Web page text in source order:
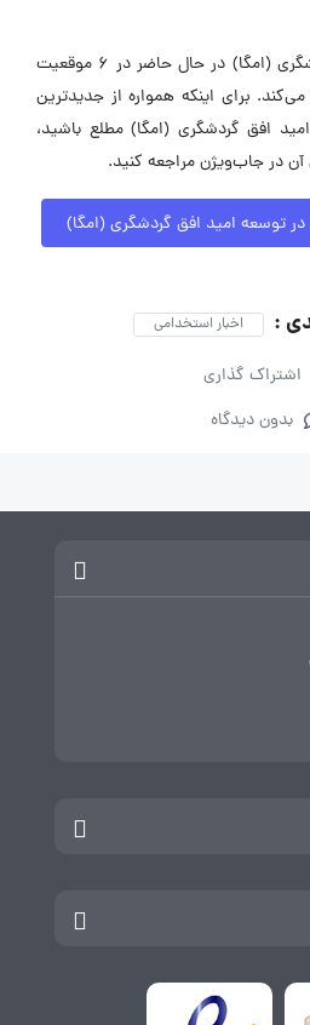
توسعه امید افق گردشگری (امگا) در حال حاضر در ۶ موقعیت
برای اینکه همواره از جدیدترین
افق گردشگری (امگا) مطلع باشید،
در جاب‌ویژن مراجعه کنید.
توسعه امید افق گردشگری (امگا)
: اخبار استخدامی
اشتراک گذاری
بدون دیدگاه